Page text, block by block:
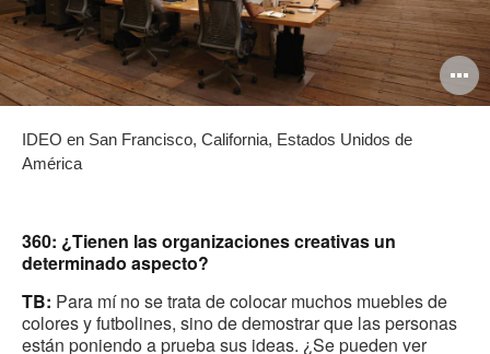
IDEO en San Francisco, California, Estados Unidos de
América
360: ¿Tienen las organizaciones creativas un
determinado aspecto?
TB: Para mí no se trata de colocar muchos muebles de
colores y futbolines, sino de demostrar que las personas
están poniendo a prueba sus ideas. ¿Se pueden ver